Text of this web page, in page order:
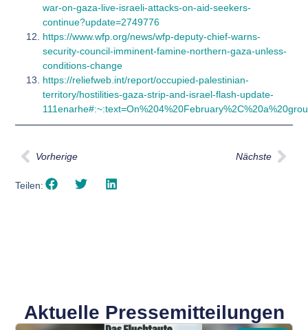
war-on-gaza-live-israeli-attacks-on-aid-seekers-
continue?update=2749776
https://www.wfp.org/news/wfp-deputy-chief-warns-
security-council-imminent-famine-northern-gaza-unless-
conditions-change
https://reliefweb.int/report/occupied-palestinian-
territory/hostilities-gaza-strip-and-israel-flash-update-
Vorherige Nächste
Teilen:
Aktuelle Pressemitteilungen